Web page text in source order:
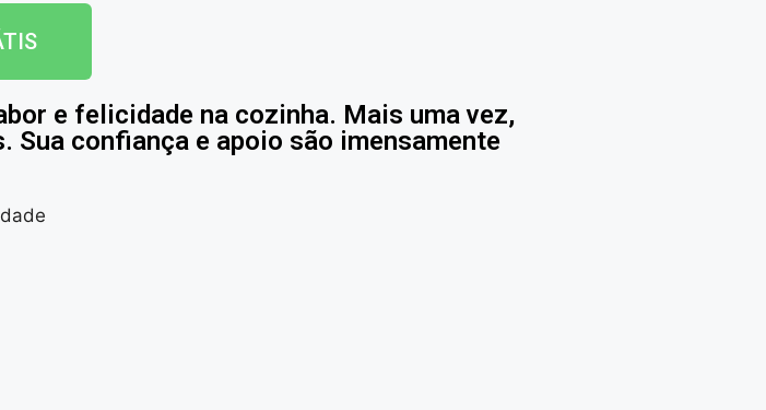
e felicidade na cozinha. Mais uma vez,
confiança e apoio são imensamente